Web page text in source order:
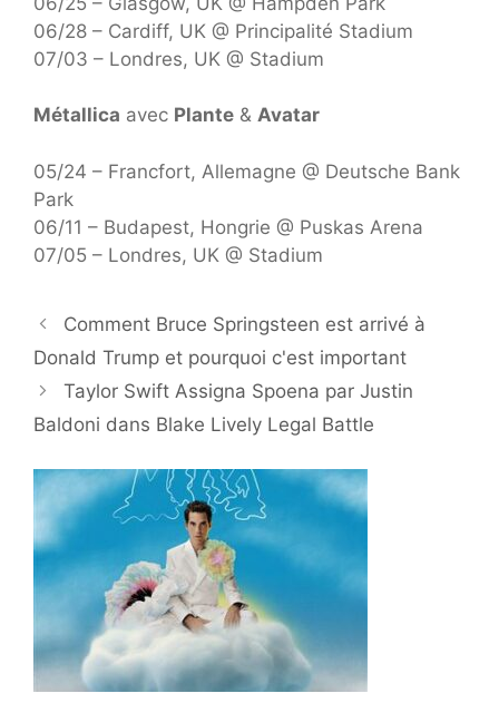
06/28 – Cardiff, UK @ Principalité Stadium
07/03 – Londres, UK @ Stadium
Métallica avec Plante & Avatar
05/24 – Francfort, Allemagne @ Deutsche Bank
Park
06/11 – Budapest, Hongrie @ Puskas Arena
07/05 – Londres, UK @ Stadium
Comment Bruce Springsteen est arrivé à
Donald Trump et pourquoi c'est important
Taylor Swift Assigna Spoena par Justin
Baldoni dans Blake Lively Legal Battle